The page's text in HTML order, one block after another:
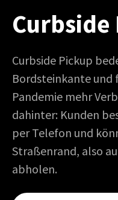
Curbside
Curbside Pickup
Bordsteinkante und
Pandemie mehr
dahinter: Kunden
per Telefon und
Straßenrand, also
abholen.